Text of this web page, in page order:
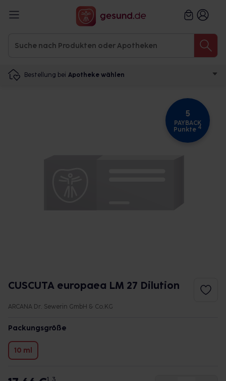
Bestellung bei Apotheke wählen
5
PAYBACK
Punkte 4
CUSCUTA europaea LM 27 Dilution
ARCANA Dr. Sewerin GmbH & Co.KG
Packungsgröße
10 ml
1, 3